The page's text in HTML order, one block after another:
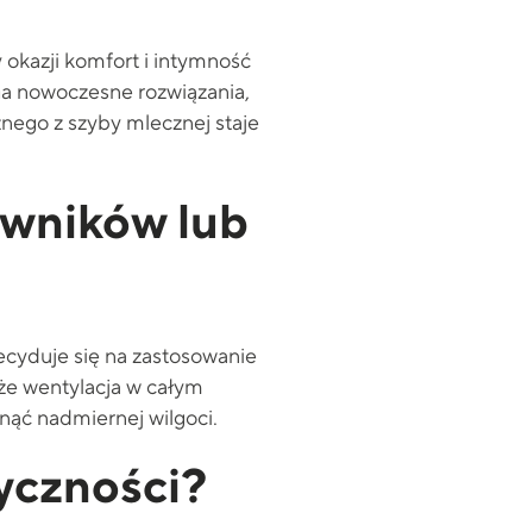
okazji komfort i intymność
nowoczesne rozwiązania,
z szyby mlecznej staje
lub
się na zastosowanie
wentylacja w całym
nadmiernej wilgoci.